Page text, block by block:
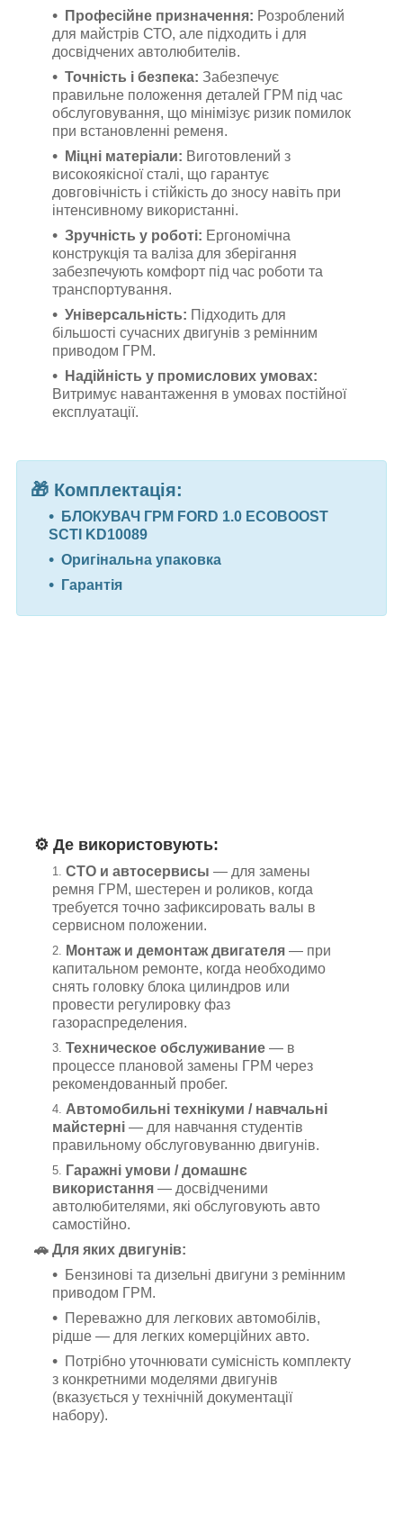
Професійне призначення: Розроблений
для майстрів СТО, але підходить і для
досвідчених автолюбителів.
Точність і безпека: Забезпечує
правильне положення деталей ГРМ під час
обслуговування, що мінімізує ризик помилок
при встановленні ременя.
Міцні матеріали: Виготовлений з
високоякісної сталі, що гарантує
довговічність і стійкість до зносу навіть при
інтенсивному використанні.
Зручність у роботі: Ергономічна
конструкція та валіза для зберігання
забезпечують комфорт під час роботи та
транспортування.
Універсальність: Підходить для
більшості сучасних двигунів з ремінним
приводом ГРМ.
Надійність у промислових умовах:
Витримує навантаження в умовах постійної
експлуатації.
⚙️ Де використовують:
СТО и автосервисы — для замены
ремня ГРМ, шестерен и роликов, когда
требуется точно зафиксировать валы в
сервисном положении.
Монтаж и демонтаж двигателя — при
капитальном ремонте, когда необходимо
снять головку блока цилиндров или
провести регулировку фаз
газораспределения.
Техническое обслуживание — в
процессе плановой замены ГРМ через
рекомендованный пробег.
Автомобильні технікуми / навчальні
майстерні — для навчання студентів
правильному обслуговуванню двигунів.
Гаражні умови / домашнє
використання — досвідченими
автолюбителями, які обслуговують авто
самостійно.
🚗 Для яких двигунів:
Бензинові та дизельні двигуни з ремінним
приводом ГРМ.
Переважно для легкових автомобілів,
рідше — для легких комерційних авто.
Потрібно уточнювати сумісність комплекту
з конкретними моделями двигунів
(вказується у технічній документації
набору).
🎁 Комплектація:
БЛОКУВАЧ ГРМ FORD 1.0 ECOBOOST
SCTI KD10089
Оригінальна упаковка
Гарантія